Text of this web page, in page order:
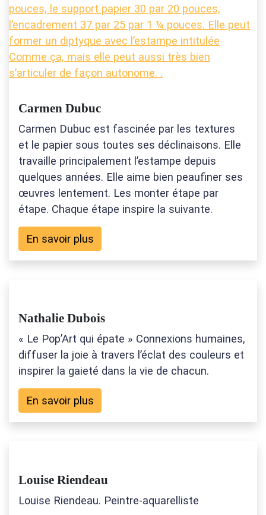
Carmen Dubuc
Carmen Dubuc est fascinée par les textures
et le papier sous toutes ses déclinaisons. Elle
travaille principalement l’estampe depuis
quelques années. Elle aime bien peaufiner ses
œuvres lentement. Les monter étape par
étape. Chaque étape inspire la suivante.
En savoir plus
Nathalie Dubois
« Le Pop’Art qui épate » Connexions humaines,
diffuser la joie à travers l’éclat des couleurs et
inspirer la gaieté dans la vie de chacun.
En savoir plus
Louise Riendeau
Louise Riendeau. Peintre-aquarelliste